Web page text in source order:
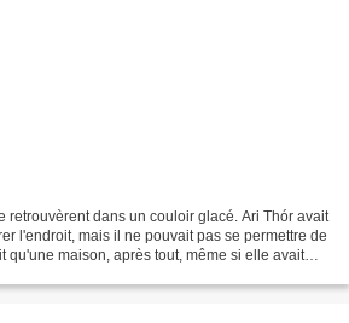
retrouvèrent dans un couloir glacé. Ari Thór avait
l'endroit, mais il ne pouvait pas se permettre de
qu'une maison, après tout, même si elle avait